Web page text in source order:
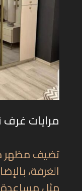
مرايات غرف
تضيف مظهر
الغرفة،